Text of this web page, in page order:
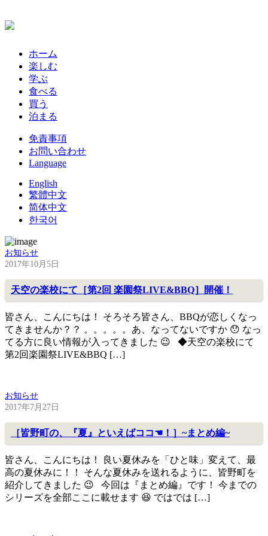
ホーム
楽しむ
学ぶ
食べる
買う
泊まる
免責事項
お問い合わせ
Language
English
繁體中文
简体中文
한국어
お知らせ
2017年10月5日
天空の楽校にて［第2回 楽園祭LIVE&BBQ］開催！
皆さん、こんにちは！ そろそろ皆さん、BBQが恋しくなっ
てきませんか？？ 。。。。。あ、なってないですか 😯 なっ
てる方に良い情報が入ってきました 😉 ◆天空の楽校にて
第2回楽園祭LIVE&BBQ […]
お知らせ
2017年7月27日
［皆野町の、『夏』といえばココ☚！］~まとめ編~
皆さん、こんにちは！ 良い夏休みを「ひと味」変えて、最
高の夏休みに！！ そんな夏休みを送れるように、皆野町を
紹介してきました 😉 今回は『まとめ編』です！ 今までの
シリーズを全部ここに載せます 😆 ではでは […]